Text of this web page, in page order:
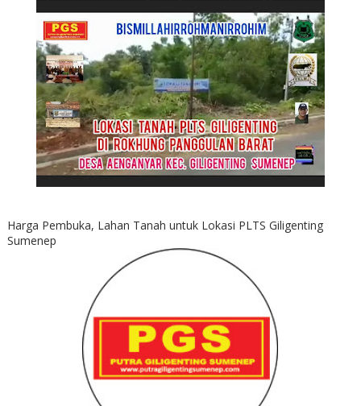
Harga Pembuka, Lahan Tanah untuk Lokasi PLTS Giligenting
Sumenep